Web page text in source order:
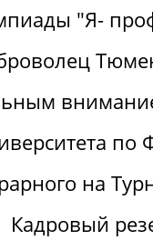
"Я-
по
на
Кадровый